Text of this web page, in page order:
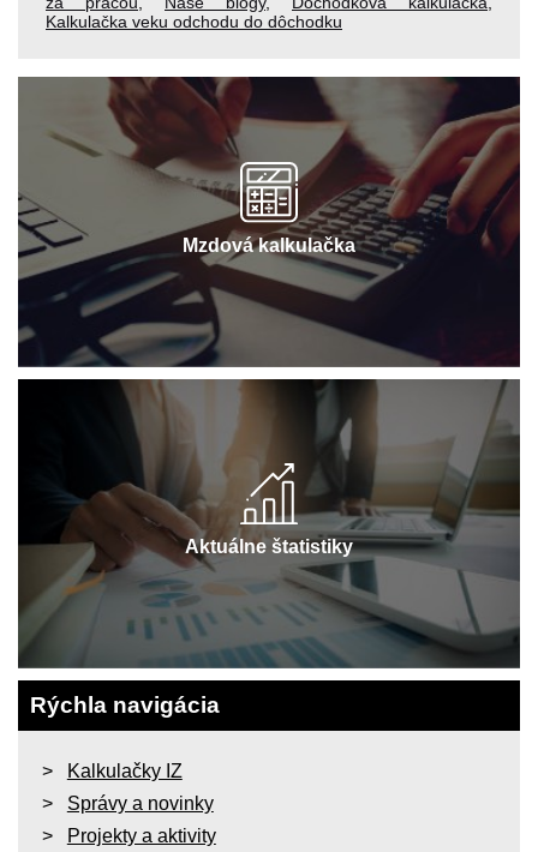
Kalkulačka veku odchodu do dôchodku
Mzdová kalkulačka
Aktuálne štatistiky
Rýchla navigácia
Kalkulačky IZ
Správy a novinky
Projekty a aktivity